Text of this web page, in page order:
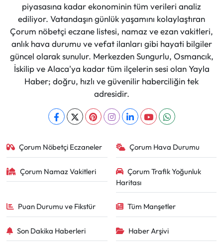
piyasasına kadar ekonominin tüm verileri analiz
ediliyor. Vatandaşın günlük yaşamını kolaylaştıran
Çorum nöbetçi eczane listesi, namaz ve ezan vakitleri,
anlık hava durumu ve vefat ilanları gibi hayati bilgiler
güncel olarak sunulur. Merkezden Sungurlu, Osmancık,
İskilip ve Alaca'ya kadar tüm ilçelerin sesi olan Yayla
Haber; doğru, hızlı ve güvenilir haberciliğin tek
adresidir.
Çorum Nöbetçi Eczaneler Çorum Hava Durumu
Çorum Namaz Vakitleri
Çorum Trafik Yoğunluk
Haritası
Puan Durumu ve Fikstür Tüm Manşetler
Son Dakika Haberleri Haber Arşivi